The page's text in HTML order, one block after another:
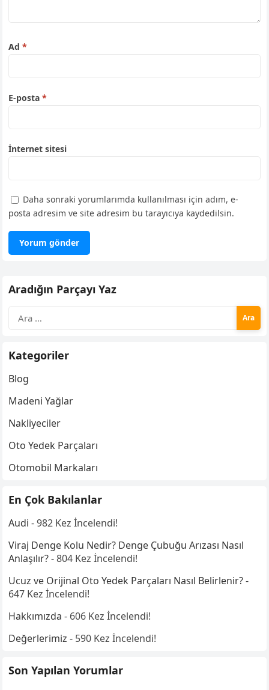
Ad*
E-posta*
İnternet sitesi
Daha sonraki yorumlarımda kullanılması için adım, e-
posta adresim ve site adresim bu tarayıcıya kaydedilsin.
Aradığın Parçayı Yaz
Arama:
Kategoriler
Blog
Madeni Yağlar
Nakliyeciler
Oto Yedek Parçaları
Otomobil Markaları
En Çok Bakılanlar
Audi - 982 Kez İncelendi!
Viraj Denge Kolu Nedir? Denge Çubuğu Arızası Nasıl
Anlaşılır?- 804 Kez İncelendi!
Ucuz ve Orijinal Oto Yedek Parçaları Nasıl Belirlenir?-
647 Kez İncelendi!
Hakkımızda - 606 Kez İncelendi!
Değerlerimiz - 590 Kez İncelendi!
Son Yapılan Yorumlar